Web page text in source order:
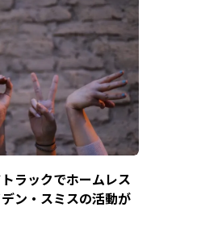
ラックでホームレス
ン・スミスの活動が